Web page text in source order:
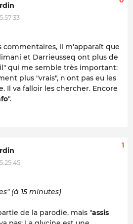
commentaires, il m'apparaît que
et Darrieusseq ont plus de
qui me semble très important:
plus "vrais", n'ont pas eu les
Il va falloir les chercher. Encore
".
1
(à 15 minutes)
de la parodie, mais "assis